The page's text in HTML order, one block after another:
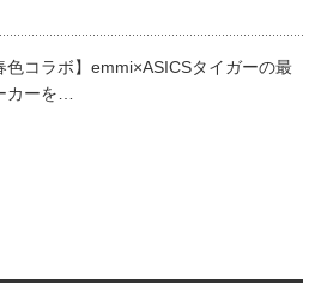
色コラボ】emmi×ASICSタイガーの最
カーを…